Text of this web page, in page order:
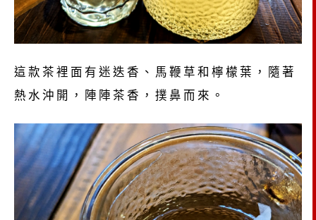
這款茶裡面有迷迭香、馬鞭草和檸檬葉，隨著
熱水沖開，陣陣茶香，撲鼻而來。